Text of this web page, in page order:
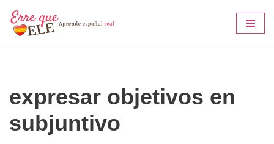
Saltar
expresar objetivos en
subjuntivo